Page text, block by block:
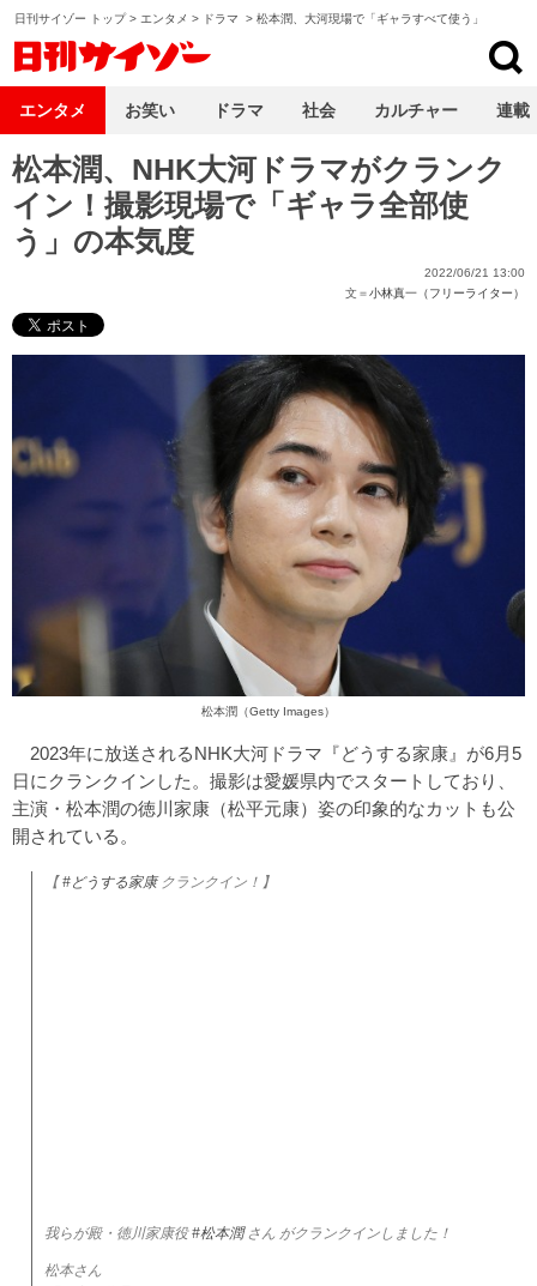
日刊サイゾー トップ> エンタメ > ドラマ > 松本潤、大河現場で「ギャラすべて使う」
松本潤、NHK大河ドラマがクランク
イン！撮影現場で「ギャラ全部使
う」の本気度
2022/06/21 13:00
文＝小林真一（フリーライター）
松本潤（Getty Images）
2023年に放送されるNHK大河ドラマ『どうする家康』が6月5
日にクランクインした。撮影は愛媛県内でスタートしており、
主演・松本潤の徳川家康（松平元康）姿の印象的なカットも公
開されている。
【 #どうする家康クランクイン！】
我らが殿・徳川家康役#松本潤さん がクランクインしました！
松本さん
エンタメ お笑い ドラマ 社会 カルチャー 連載